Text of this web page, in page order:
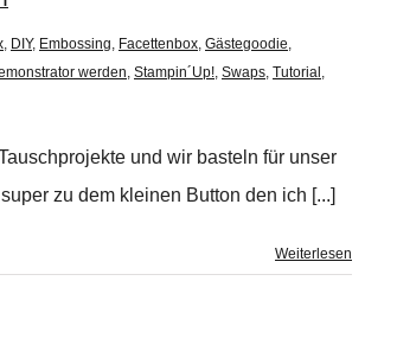
, DIY, Embossing, Facettenbox, Gästegoodie,
werden, Stampin´Up!, Swaps, Tutorial ,
und wir basteln für unser
zu dem kleinen Button den ich [...]
Weiterlesen